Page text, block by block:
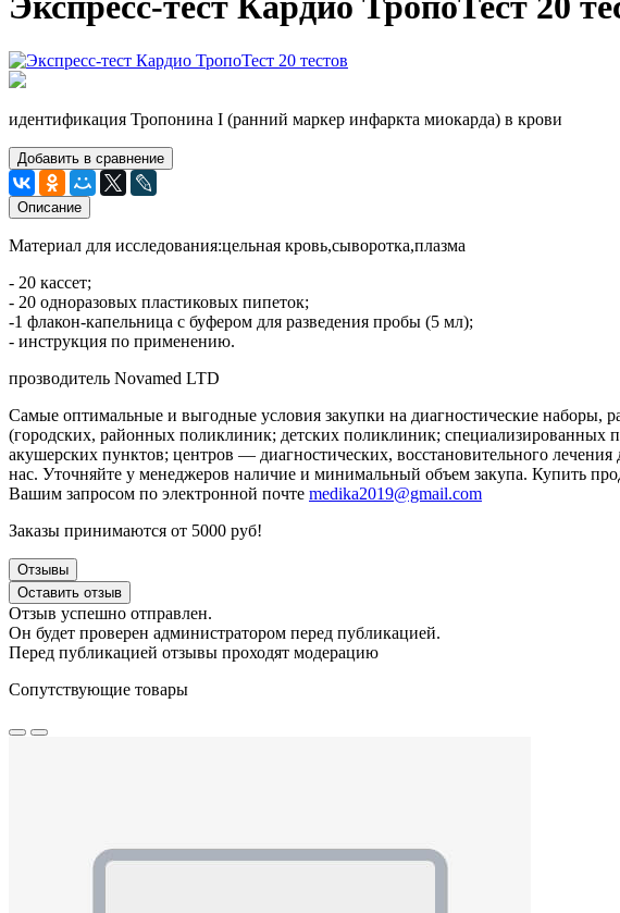
идентификация Тропонина I (ранний маркер инфаркта миокарда) в крови
Добавить в сравнение
Описание
Материал для исследования:цельная кровь,сыворотка,плазма
- 20 кассет;
- 20 одноразовых пластиковых пипеток;
-1 флакон-капельница с буфером для разведения пробы (5 мл);
- инструкция по применению.
прозводитель Novamed LTD
Самые оптимальные и выгодные условия закупки на диагностические наборы,
(городских, районных поликлиник; детских поликлиник; специализированных
акушерских пунктов; центров — диагностических, восстановительного
нас. Уточняйте у менеджеров наличие и минимальный объем закупа. Купить
Вашим запросом по электронной почте medika2019@gmail.com
Заказы принимаются от 5000 руб!
Отзывы
Оставить отзыв
Отзыв успешно отправлен.
Он будет проверен администратором перед публикацией.
Перед публикацией отзывы проходят модерацию
Сопутствующие товары